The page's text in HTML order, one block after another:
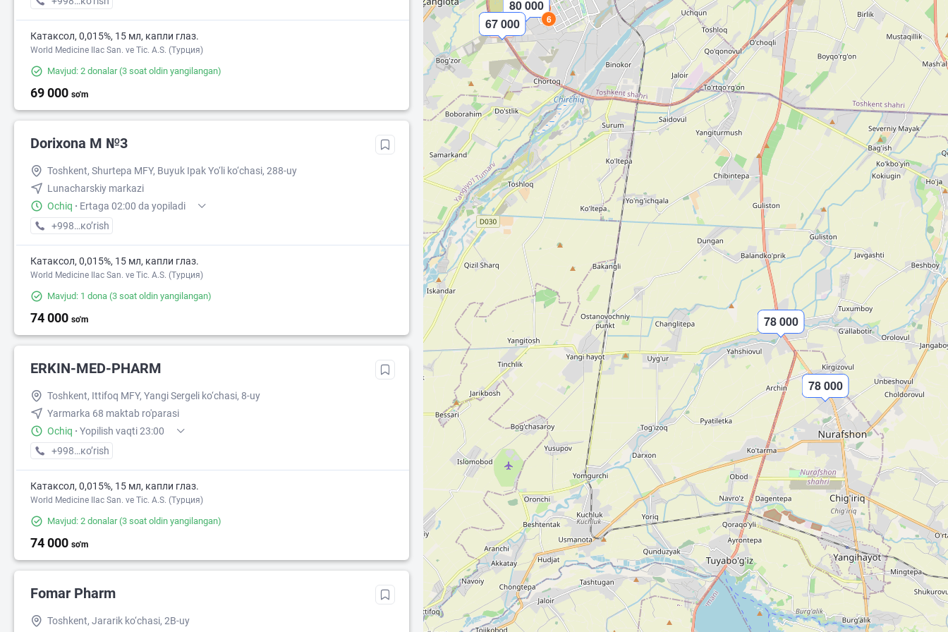
Катаксол, 0,015%, 15 мл, капли глаз.
World Medicine Ilac San. ve Tic. A.S. (Турция)
Mavjud: 2 donalar(3 soat oldin yangilangan)
69 000 so'm
Dorixona M №3
Toshkent, Shurtepa MFY, Buyuk Ipak Yo‘li ko‘chasi, 288-uy
Lunacharskiy markazi
Ochiq · Ertaga 02:00 da yopiladi
+998 (95) XXX-XX-XX
кo’rish
Катаксол, 0,015%, 15 мл, капли глаз.
World Medicine Ilac San. ve Tic. A.S. (Турция)
Mavjud: 1 dona (3 soat oldin yangilangan)
74 000 so'm
ERKIN-MED-PHARM
Toshkent, Ittifoq MFY, Yangi Sergeli ko‘chasi, 8-uy
Yarmarka 68 maktab ro'parasi
Ochiq · Yopilish vaqti 23:00
+998 (97) XXX-XX-XX
кo’rish
Катаксол, 0,015%, 15 мл, капли глаз.
World Medicine Ilac San. ve Tic. A.S. (Турция)
Mavjud: 2 donalar(3 soat oldin yangilangan)
74 000 so'm
Fomar Pharm
Toshkent, Jararik ko‘chasi, 2B-uy
78 000
78 000
67 000
80 0002
6